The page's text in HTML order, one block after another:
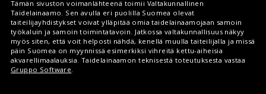
Tämän sivuston voimanlähteenä toimii Valtakunnallinen
Taidelainaamo. Sen avulla eri puolilla Suomea olevat
taiteilijayhdistykset voivat ylläpitää omia taidelainaamojaan samoin
työkaluin ja samoin toimintatavoin. Jatkossa valtakunnallisuus näkyy
myös siten, että voit helposti nähdä, kenellä muulla taiteilijalla ja missä
päin Suomea on myynnissä esimerkiksi vihreitä kettu-aiheisia
akvarellimaalauksia. Taidelainaamon teknisestä toteutuksesta vastaa
Gruppo Software